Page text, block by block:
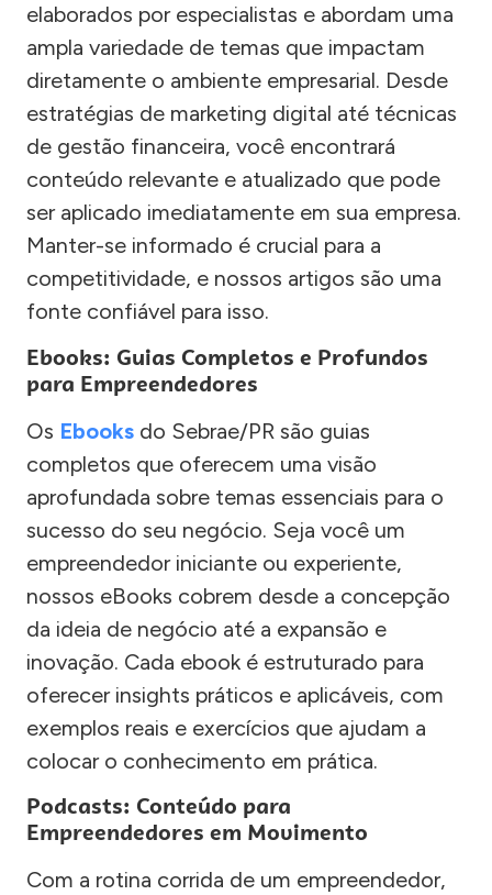
elaborados por especialistas e abordam uma
ampla variedade de temas que impactam
diretamente o ambiente empresarial. Desde
estratégias de marketing digital até técnicas
de gestão financeira, você encontrará
conteúdo relevante e atualizado que pode
ser aplicado imediatamente em sua empresa.
Manter-se informado é crucial para a
competitividade, e nossos artigos são uma
fonte confiável para isso.
Ebooks: Guias Completos e Profundos
para Empreendedores
Os Ebooks do Sebrae/PR são guias
completos que oferecem uma visão
aprofundada sobre temas essenciais para o
sucesso do seu negócio. Seja você um
empreendedor iniciante ou experiente,
nossos eBooks cobrem desde a concepção
da ideia de negócio até a expansão e
inovação. Cada ebook é estruturado para
oferecer insights práticos e aplicáveis, com
exemplos reais e exercícios que ajudam a
colocar o conhecimento em prática.
Podcasts: Conteúdo para
Empreendedores em Movimento
Com a rotina corrida de um empreendedor,